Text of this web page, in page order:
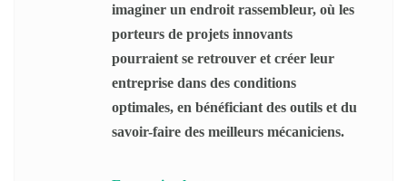
imaginer un endroit rassembleur, où les
porteurs de projets innovants
pourraient se retrouver et créer leur
entreprise dans des conditions
optimales, en bénéficiant des outils et du
savoir-faire des meilleurs mécaniciens.